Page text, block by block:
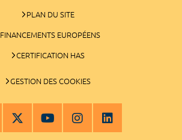
PLAN DU SITE
FINANCEMENTS EUROPÉENS
CERTIFICATION HAS
GESTION DES COOKIES